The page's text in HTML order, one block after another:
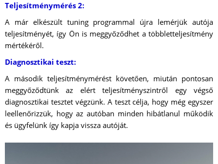
Teljesítménymérés 2:
A már elkészült tuning programmal újra lemérjük autója
teljesítményét, így Ön is meggyőződhet a többletteljesítmény
mértékéről.
Diagnosztikai teszt:
A második teljesítménymérést követően, miután pontosan
meggyőződtünk az elért teljesítményszintről egy végső
diagnosztikai tesztet végzünk. A teszt célja, hogy még egyszer
leellenőrizzük, hogy az autóban minden hibátlanul működik
és ügyfelünk így kapja vissza autóját.